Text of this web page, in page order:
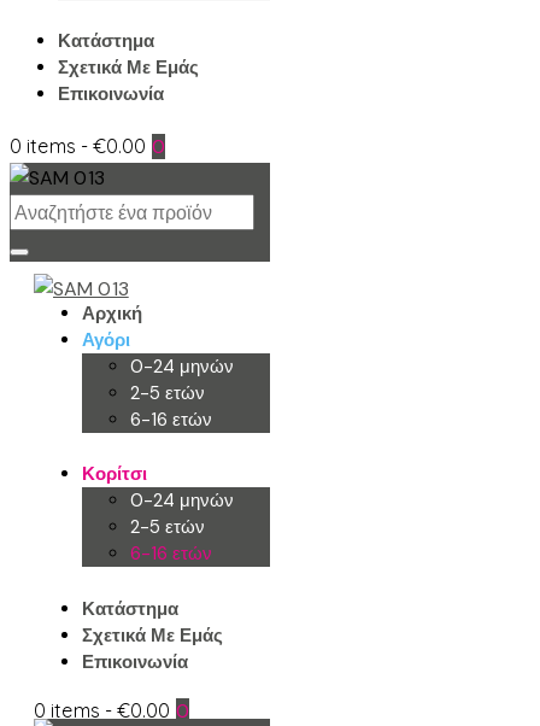
Κατάστημα
Σχετικά Με Εμάς
Επικοινωνία
0 items -€0.00 0
Αρχική
Αγόρι
0-24 μηνών
2-5 ετών
6-16 ετών
Κορίτσι
0-24 μηνών
2-5 ετών
6-16 ετών
Κατάστημα
Σχετικά Με Εμάς
Επικοινωνία
0 items -€0.00 0